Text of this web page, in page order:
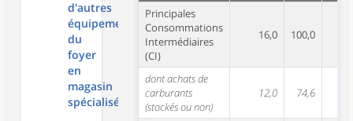
d'autres
équipements
du
foyer
en
magasin
spécialisé
Principales
Consommations
Intermédiaires
(CI)
16,0 100,0
dont achats de
carburants
(stockés ou non)
12,0 74,6